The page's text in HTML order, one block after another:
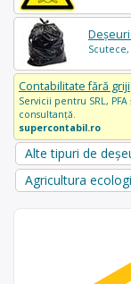
Scutece,
Contabilitate fără griji
Servicii pentru SRL,
consultanță.
supercontabil.ro
Alte tipuri de
Agricultura